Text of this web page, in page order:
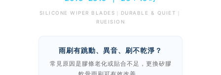
SILICONE WIPER BLADES｜DURABLE & QUIET｜
RUEISION
雨刷有跳動、異音、刷不乾淨？
常見原因是膠條老化或貼合不足，更換矽膠